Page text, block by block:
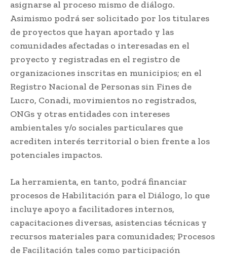
asignarse al proceso mismo de diálogo.
Asimismo podrá ser solicitado por los titulares
de proyectos que hayan aportado y las
comunidades afectadas o interesadas en el
proyecto y registradas en el registro de
organizaciones inscritas en municipios; en el
Registro Nacional de Personas sin Fines de
Lucro, Conadi, movimientos no registrados,
ONGs y otras entidades con intereses
ambientales y/o sociales particulares que
acrediten interés territorial o bien frente a los
potenciales impactos.
La herramienta, en tanto, podrá financiar
procesos de Habilitación para el Diálogo, lo que
incluye apoyo a facilitadores internos,
capacitaciones diversas, asistencias técnicas y
recursos materiales para comunidades; Procesos
de Facilitación tales como participación